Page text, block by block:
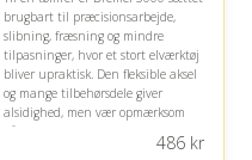
brugbart til præcisionsarbejde,
slibning, fræsning og mindre
tilpasninger, hvor et stort elværktøj
bliver upraktisk. Den fleksible aksel
og mange tilbehørsdele giver
alsidighed, men vær opmærksom
på, at det kompakte multiværktøj
ikke erstatter tømrens kraftigere
486kr